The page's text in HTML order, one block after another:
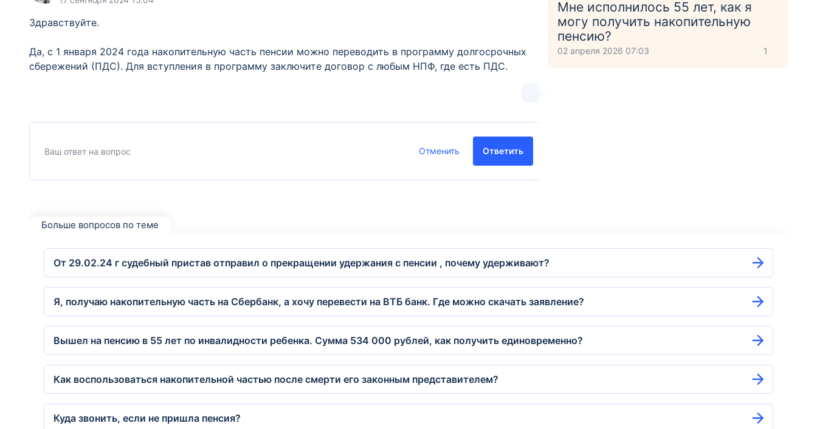
Здравствуйте.
Да, с 1 января 2024 года накопительную часть пенсии можно переводить в программу долгосрочных
сбережений (ПДС). Для вступления в программу заключите договор с любым НПФ, где есть ПДС.
0
Отменить Ответить
Мне исполнилось 55 лет, как я
могу получить накопительную
пенсию?
02 апреля 2026 07:03 1
Больше вопросов по теме
От 29.02.24 г судебный пристав отправил о прекращении удержания с пенсии , почему удерживают?
Я, получаю накопительную часть на Сбербанк, а хочу перевести на ВТБ банк. Где можно скачать заявление?
Вышел на пенсию в 55 лет по инвалидности ребенка. Сумма 534 000 рублей, как получить единовременно?
Как воспользоваться накопительной частью после смерти его законным представителем?
Куда звонить, если не пришла пенсия?